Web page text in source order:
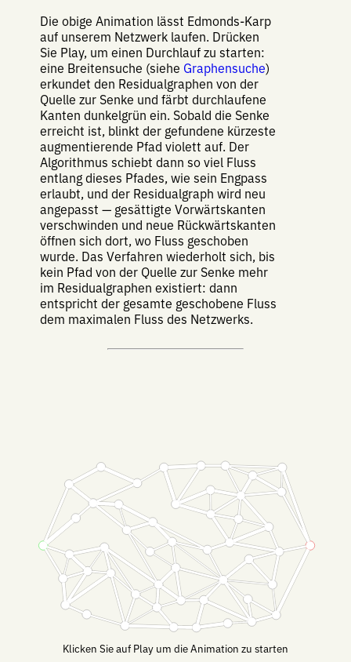
Die obige Animation lässt Edmonds-Karp
auf unserem Netzwerk laufen. Drücken
Sie Play, um einen Durchlauf zu starten:
eine Breitensuche (siehe Graphensuche)
erkundet den Residualgraphen von der
Quelle zur Senke und färbt durchlaufene
Kanten dunkelgrün ein. Sobald die Senke
erreicht ist, blinkt der gefundene kürzeste
augmentierende Pfad violett auf. Der
Algorithmus schiebt dann so viel Fluss
entlang dieses Pfades, wie sein Engpass
erlaubt, und der Residualgraph wird neu
angepasst — gesättigte Vorwärtskanten
verschwinden und neue Rückwärtskanten
öffnen sich dort, wo Fluss geschoben
wurde. Das Verfahren wiederholt sich, bis
kein Pfad von der Quelle zur Senke mehr
im Residualgraphen existiert: dann
entspricht der gesamte geschobene Fluss
dem maximalen Fluss des Netzwerks.
Klicken Sie auf Play um die Animation zu starten